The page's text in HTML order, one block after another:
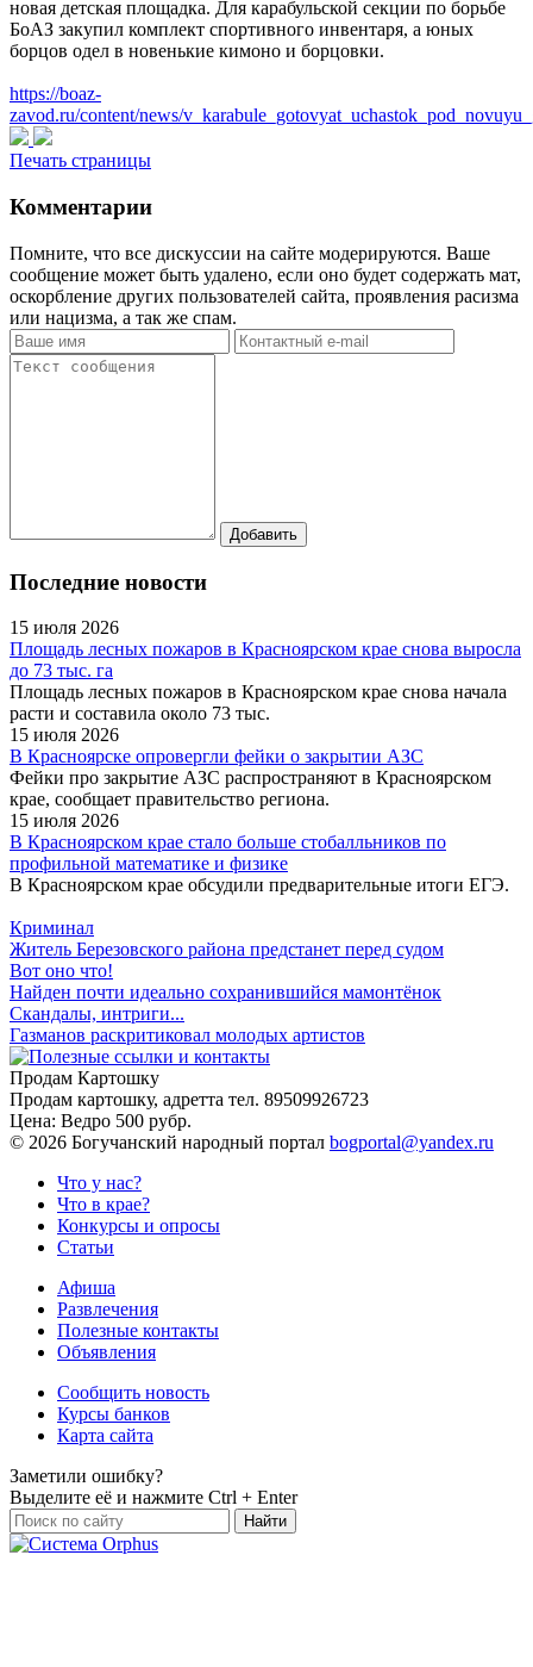
новая детская площадка. Для карабульской секции по борьбе
БоАЗ закупил комплект спортивного инвентаря, а юных
борцов одел в новенькие кимоно и борцовки.
https://boaz-
zavod.ru/content/news/
Печать страницы
Комментарии
Помните, что все дискуссии на сайте модерируются. Ваше
сообщение может быть удалено, если оно будет содержать мат,
оскорбление других пользователей сайта, проявления расизма
или нацизма, а так же спам.
Последние новости
15 июля 2026
Площадь лесных пожаров в Красноярском крае снова выросла
до 73 тыс. га
Площадь лесных пожаров в Красноярском крае снова начала
расти и составила около 73 тыс.
15 июля 2026
В Красноярске опровергли фейки о закрытии АЗС
Фейки про закрытие АЗС распространяют в Красноярском
крае, сообщает правительство региона.
15 июля 2026
В Красноярском крае стало больше стобалльников по
профильной математике и физике
В Красноярском крае обсудили предварительные итоги ЕГЭ.
Криминал
Житель Березовского района предстанет перед судом
Вот оно что!
Найден почти идеально сохранившийся мамонтёнок
Скандалы, интриги...
Газманов раскритиковал молодых артистов
Продам Картошку
Продам картошку, адретта тел. 89509926723
Цена: Ведро 500 рубр.
© 2026 Богучанский народный портал bogportal@yandex.ru
Что у нас?
Что в крае?
Конкурсы и опросы
Статьи
Афиша
Развлечения
Полезные контакты
Объявления
Сообщить новость
Курсы банков
Карта сайта
Заметили ошибку?
Выделите её и нажмите Ctrl + Enter